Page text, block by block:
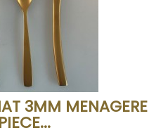
3MM MENAGERE